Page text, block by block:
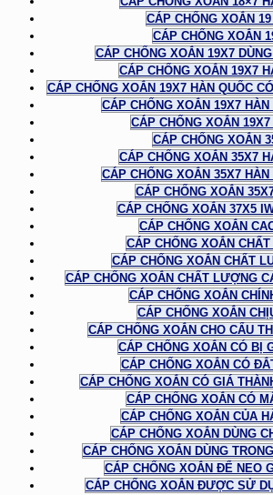
CÁP CHỐNG XOẮN
CÁP CHỐNG XOẮN
CÁP CHỐNG XOẮN 19X7
CÁP CHỐNG XOẮN 19X7
CÁP CHỐNG XOẮN 19X7 HÀN QUỐC
CÁP CHỐNG XOẮN 19X7
CÁP CHỐNG XOẮN
CÁP CHỐNG XOẮN
CÁP CHỐNG XOẮN 35X7
CÁP CHỐNG XOẮN 35X7
CÁP CHỐNG XOẮN
CÁP CHỐNG XOẮN 37X5
CÁP CHỐNG XOẮN
CÁP CHỐNG XOẮN
CÁP CHỐNG XOẮN CHẤT
CÁP CHỐNG XOẮN CHẤT LƯỢNG
CÁP CHỐNG XOẮN
CÁP CHỐNG XOẮN
CÁP CHỐNG XOẮN CHO CẨU
CÁP CHỐNG XOẮN CÓ BỊ
CÁP CHỐNG XOẮN CÓ
CÁP CHỐNG XOẮN CÓ GIÁ
CÁP CHỐNG XOẮN CÓ
CÁP CHỐNG XOẮN CỦA
CÁP CHỐNG XOẮN DÙNG
CÁP CHỐNG XOẮN DÙNG
CÁP CHỐNG XOẮN ĐỂ NEO
CÁP CHỐNG XOẮN ĐƯỢC SỬ